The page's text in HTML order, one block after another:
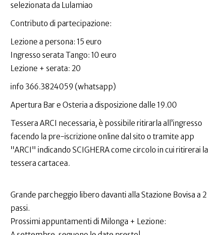
selezionata da Lulamiao
Contributo di partecipazione:
Lezione a persona: 15 euro
Ingresso serata Tango: 10 euro
Lezione + serata: 20
info 366.3824059 (whatsapp)
Apertura Bar e Osteria a disposizione dalle 19.00
Tessera ARCI necessaria, è possibile ritirarla all’ingresso
facendo la pre-iscrizione online dal sito o tramite app
"ARCI" indicando SCIGHERA come circolo in cui ritirerai la
tessera cartacea.
Grande parcheggio libero davanti alla Stazione Bovisa a 2
passi.
Prossimi appuntamenti di Milonga + Lezione: